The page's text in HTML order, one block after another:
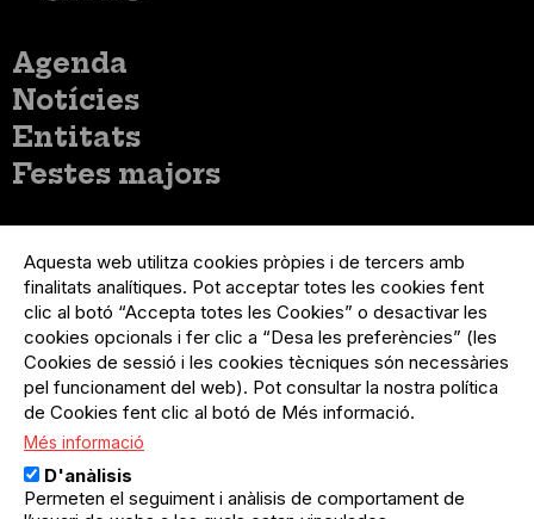
Menú
principal
Agenda
Notícies
Entitats
Festes majors
del
compte
d'usuari
Menú
usuari
no
loggat
Registre organització
Menú
Peu
Sobre el projecte
Preguntes freqüents
Contacte
Menú
Legal
Política de privacitat
Avís legal
Política de cookies
Aquesta web utilitza cookies pròpies i de tercers amb
finalitats analítiques. Pot acceptar totes les cookies fent
clic al botó “Accepta totes les Cookies” o desactivar les
cookies opcionals i fer clic a “Desa les preferències” (les
Cookies de sessió i les cookies tècniques són necessàries
pel funcionament del web). Pot consultar la nostra política
de Cookies fent clic al botó de Més informació.
Més informació
D'anàlisis
Permeten el seguiment i anàlisis de comportament de